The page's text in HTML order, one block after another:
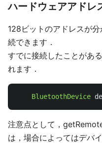
ハードウェアアドレ
128ビットのアドレスが
続できます．
すでに接続したことがあ
れます．
BluetoothDevice
注意点として，
は，場合によってはデバ